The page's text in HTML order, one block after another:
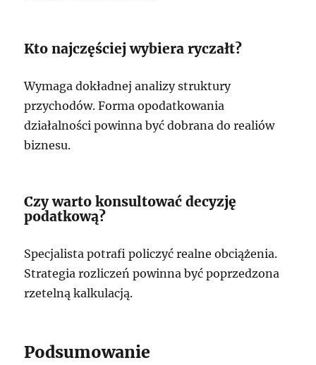
Kto najczęściej wybiera ryczałt?
Wymaga dokładnej analizy struktury
przychodów. Forma opodatkowania
działalności powinna być dobrana do realiów
biznesu.
Czy warto konsultować decyzję
podatkową?
Specjalista potrafi policzyć realne obciążenia.
Strategia rozliczeń powinna być poprzedzona
rzetelną kalkulacją.
Podsumowanie